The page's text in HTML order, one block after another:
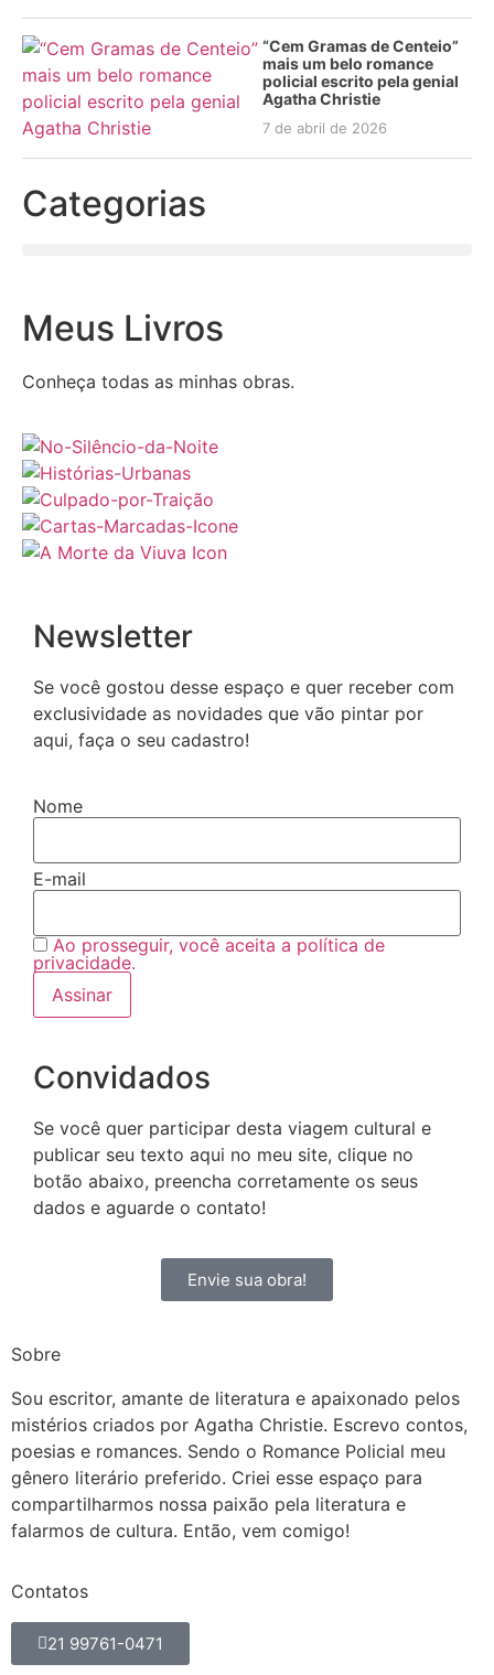
“Cem Gramas de Centeio”
mais um belo romance
policial escrito pela genial
Agatha Christie
7 de abril de 2026
Categorias
Meus Livros
Conheça todas as minhas obras.
Newsletter
Se você gostou desse espaço e quer receber com
exclusividade as novidades que vão pintar por
aqui, faça o seu cadastro!
Nome
E-mail
Ao prosseguir, você aceita a política de
privacidade.
Convidados
Se você quer participar desta viagem cultural e
publicar seu texto aqui no meu site, clique no
botão abaixo, preencha corretamente os seus
dados e aguarde o contato!
Envie sua obra!
Sobre
Sou escritor, amante de literatura e apaixonado pelos
mistérios criados por Agatha Christie. Escrevo contos,
poesias e romances. Sendo o Romance Policial meu
gênero literário preferido. Criei esse espaço para
compartilharmos nossa paixão pela literatura e
falarmos de cultura. Então, vem comigo!
Contatos
21 99761-0471